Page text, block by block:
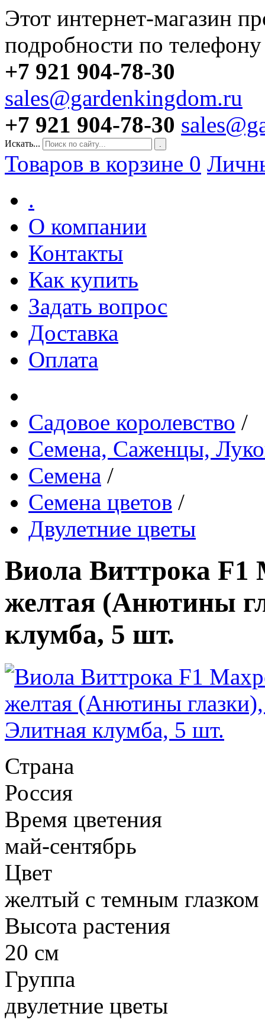
Этот интернет-магазин
подробности по телефону
+7 921 904-78-30
sales@gardenkingdom.ru
+7 921 904-78-30
Искать... .
Товаров в корзине 0
.
О компании
Контакты
Как купить
Задать вопрос
Доставка
Оплата
Садовое королевство /
Семена, Саженцы,
Семена /
Семена цветов /
Двулетние цветы
Виола Виттрока F1
желтая (Анютины
клумба, 5 шт.
Страна
Россия
Время цветения
май-сентябрь
Цвет
желтый с темным глазком
Высота растения
20 см
Группа
двулетние цветы